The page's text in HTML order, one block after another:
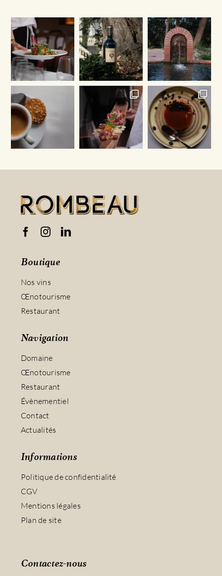
Boutique
Nos vins
Œnotourisme
Restaurant
Navigation
Domaine
Œnotourisme
Restaurant
Évènementiel
Contact
Actualités
Informations
Politique de confidentialité
CGV
Mentions légales
Plan de site
Contactez-nous